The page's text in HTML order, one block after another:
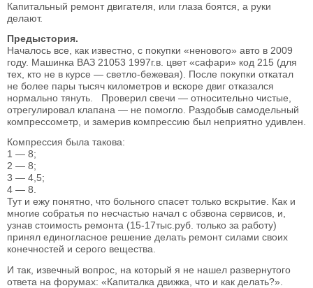
Капитальный ремонт двигателя, или глаза боятся, а руки
делают.
Предыстория.
Началось все, как известно, с покупки «ненового» авто в 2009
году. Машинка ВАЗ 21053 1997г.в. цвет «сафари» код 215 (для
тех, кто не в курсе — светло-бежевая). После покупки откатал
не более пары тысяч километров и вскоре двиг отказался
нормально тянуть. Проверил свечи — относительно чистые,
отрегулировал клапана — не помогло. Раздобыв самодельный
компрессометр, и замерив компрессию был неприятно удивлен.
Компрессия была такова:
1 — 8;
2 — 8;
3 — 4,5;
4 — 8.
Тут и ежу понятно, что больного спасет только вскрытие. Как и
многие собратья по несчастью начал с обзвона сервисов, и,
узнав стоимость ремонта (15-17тыс.руб. только за работу)
принял единогласное решение делать ремонт силами своих
конечностей и серого вещества.
И так, извечный вопрос, на который я не нашел развернутого
ответа на форумах: «Капиталка движка, что и как делать?».